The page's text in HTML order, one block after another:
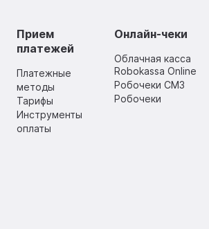
Прием
платежей
Платежные
методы
Тарифы
Инструменты
оплаты
Онлайн-чеки
Облачная касса
Robokassa Online
Робочеки СМЗ
Робочеки